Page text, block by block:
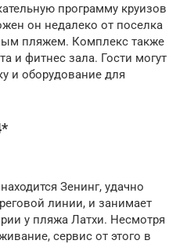
программу круизов
он недалеко от поселка
пляжем. Комплекс также
и фитнес зала. Гости могут
и оборудование для
Зенинг, удачно
линии, и занимает
у пляжа Латхи. Несмотря
сервис от этого в